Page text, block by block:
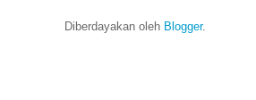
Diberdayakan oleh Blogger.